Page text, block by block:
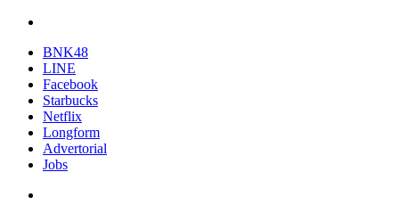
BNK48
LINE
Facebook
Starbucks
Netflix
Longform
Advertorial
Jobs